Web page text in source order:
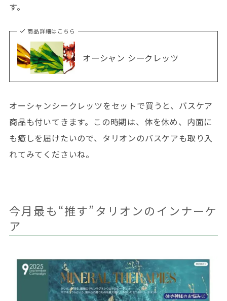
す。
商品詳細はこちら
オーシャン シークレッツ
オーシャンシークレッツをセットで買うと、バスケア
商品も付いてきます。この時期は、体を休め、内面に
も癒しを届けたいので、タリオンのバスケアも取り入
れてみてくださいね。
今月最も“推す”タリオンのインナーケ
ア